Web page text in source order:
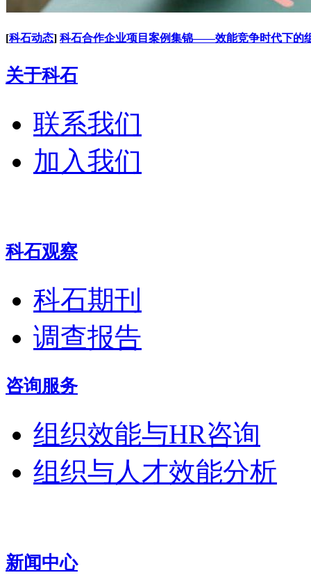
[科石动态] 科石合作企业项目案例集锦——效能竞争时代下的
关于科石
联系我们
加入我们
科石观察
科石期刊
调查报告
咨询服务
组织效能与HR咨询
组织与人才效能分析
新闻中心